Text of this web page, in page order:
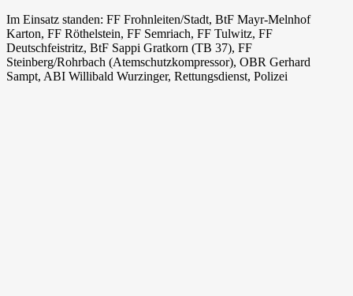
Im Einsatz standen: FF Frohnleiten/Stadt, BtF Mayr-Melnhof
Karton, FF Röthelstein, FF Semriach, FF Tulwitz, FF
Deutschfeistritz, BtF Sappi Gratkorn (TB 37), FF
Steinberg/Rohrbach (Atemschutzkompressor), OBR Gerhard
Sampt, ABI Willibald Wurzinger, Rettungsdienst, Polizei